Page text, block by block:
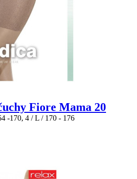
Fiore Mama 20
-170, 4 / L / 170 - 176